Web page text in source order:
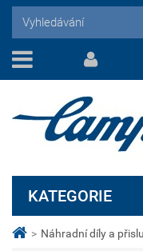
> Náhradní díly a
KATEGORIE